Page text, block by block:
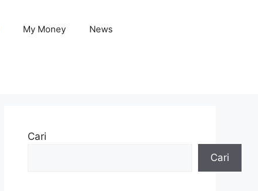
My Money News
Cari
Cari